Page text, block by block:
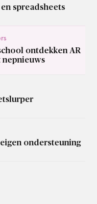
spreadsheets
ontdekken AR
nepnieuws
ondersteuning